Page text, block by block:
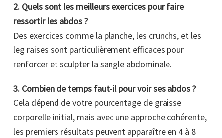
2. Quels sont les meilleurs exercices pour faire
ressortir les abdos ?
Des exercices comme la planche, les crunchs, et les
leg raises sont particulièrement efficaces pour
renforcer et sculpter la sangle abdominale.
3. Combien de temps faut-il pour voir ses abdos ?
Cela dépend de votre pourcentage de graisse
corporelle initial, mais avec une approche cohérente,
les premiers résultats peuvent apparaître en 4 à 8